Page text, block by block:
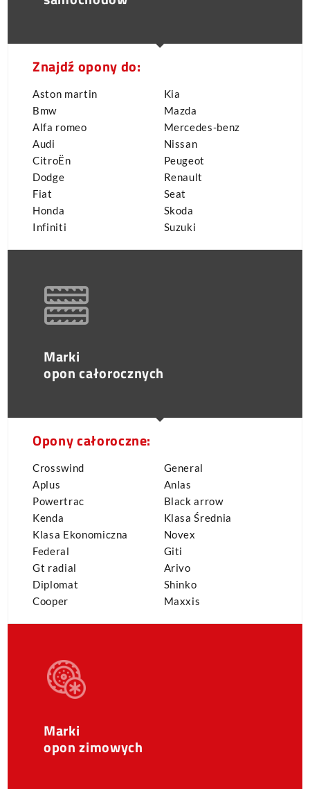
Znajdź opony do:
Aston martin
Bmw
Alfa romeo
Audi
CitroËn
Dodge
Fiat
Honda
Infiniti
Kia
Mazda
Mercedes-benz
Nissan
Peugeot
Renault
Seat
Skoda
Suzuki
Opony całoroczne:
Crosswind
Aplus
Powertrac
Kenda
Klasa Ekonomiczna
Federal
Gt radial
Diplomat
Cooper
General
Anlas
Black arrow
Klasa Średnia
Novex
Giti
Arivo
Shinko
Maxxis
Marki
opon całorocznych
Marki
opon zimowych